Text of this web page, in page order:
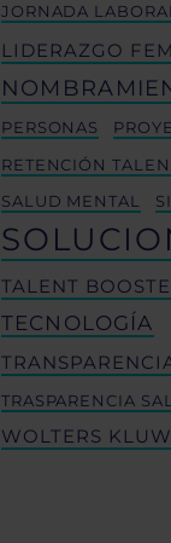
JORNADA LABORAL
LIDERAZGO
PERSONAS
RETENCIÓN
SALUD MENTAL
TALENT
TECNOLOGÍA
TRASPARENCIA
WOLTERS